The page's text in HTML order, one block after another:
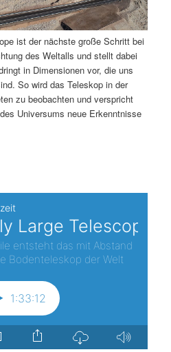
ist der nächste große Schritt bei
des Weltalls und stellt dabei
in Dimensionen vor, die uns
So wird das Teleskop in der
zu beobachten und verspricht
Universums neue Erkenntnisse